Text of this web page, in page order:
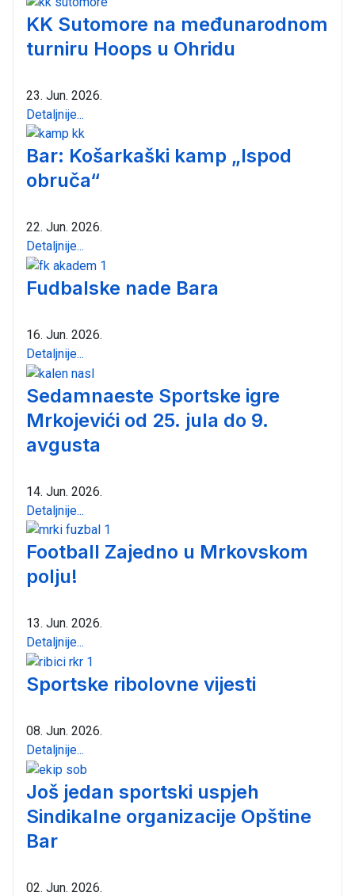
KK Sutomore na međunarodnom
turniru Hoops u Ohridu
23. Jun. 2026.
Detaljnije...
Bar: Košarkaški kamp „Ispod
obruča“
22. Jun. 2026.
Detaljnije...
Fudbalske nade Bara
16. Jun. 2026.
Detaljnije...
Sedamnaeste Sportske igre
Mrkojevići od 25. jula do 9.
avgusta
14. Jun. 2026.
Detaljnije...
Football Zajedno u Mrkovskom
polju!
13. Jun. 2026.
Detaljnije...
Sportske ribolovne vijesti
08. Jun. 2026.
Detaljnije...
Još jedan sportski uspjeh
Sindikalne organizacije Opštine
Bar
02. Jun. 2026.